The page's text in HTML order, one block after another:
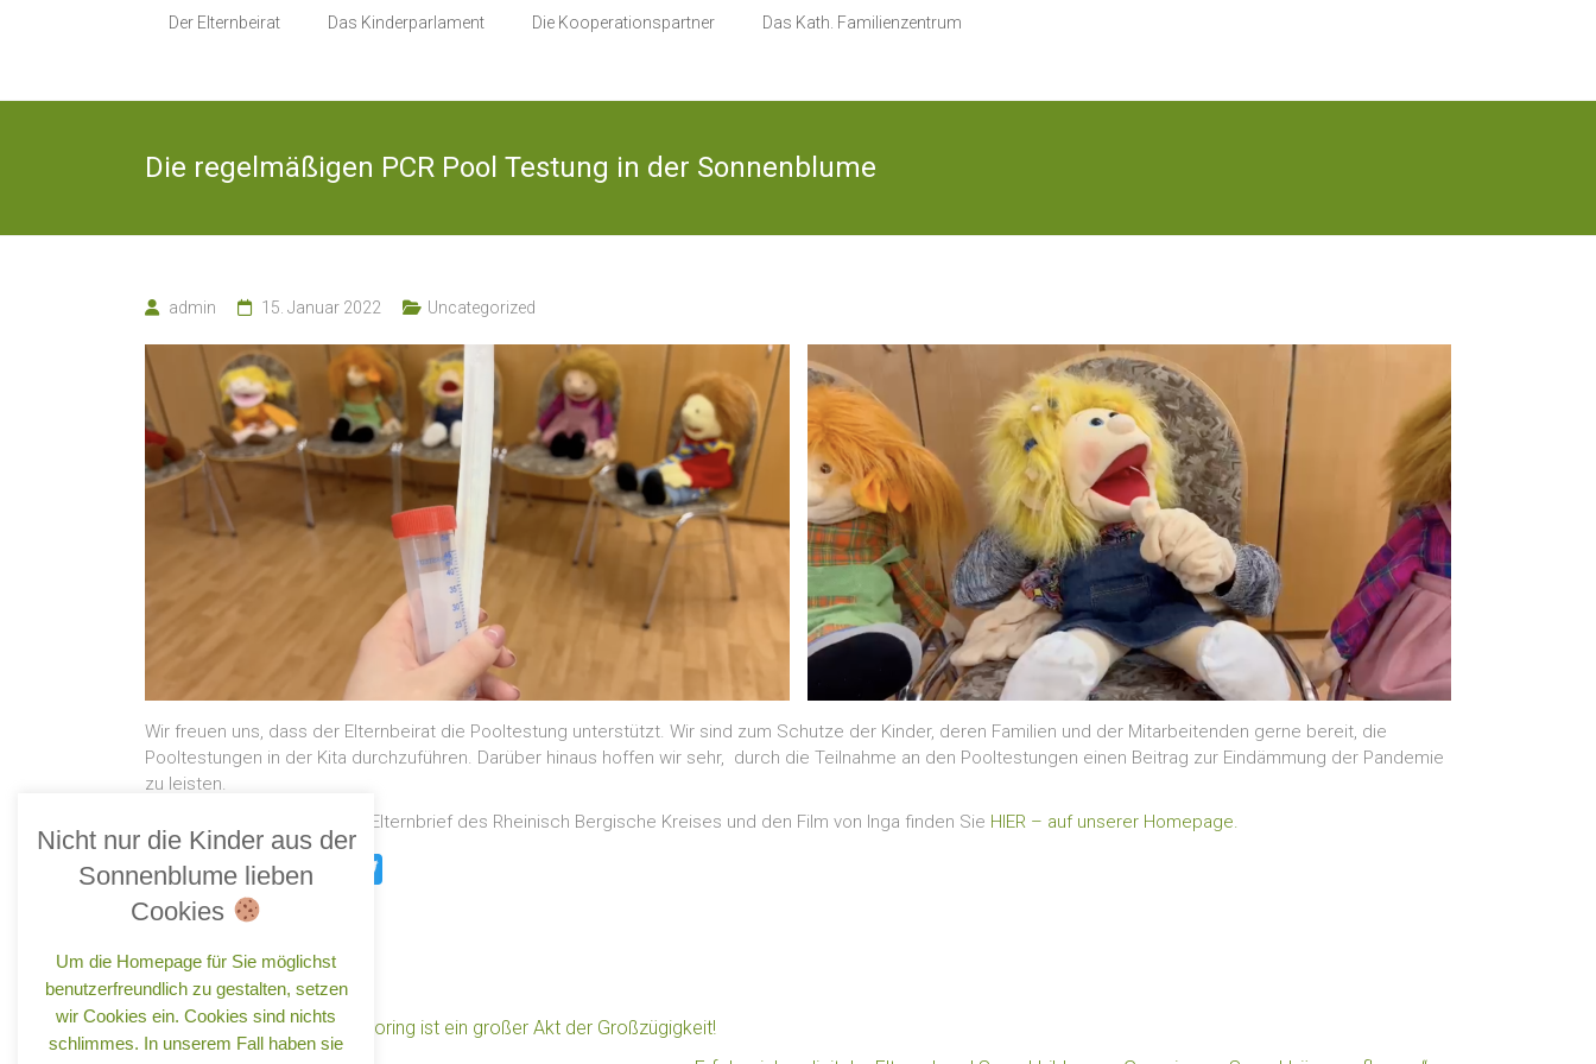
Sonnenblume
Hilgen e. V.
vielseitig in
Der Elternbeirat Das Kinderparlament Die Kooperationspartner Das Kath. Familienzentrum
Die regelmäßigen PCR Pool Testung in der Sonnenblume
admin 15. Januar 2022 Uncategorized
Wir freuen uns, dass der Elternbeirat die Pooltestung unterstützt. Wir sind zum Schutze der Kinder, deren Familien und der Mitarbeitenden gerne bereit, die
Pooltestungen in der Kita durchzuführen. Darüber hinaus hoffen wir sehr, durch die Teilnahme an den Pooltestungen einen Beitrag zur Eindämmung der Pandemie
zu leisten.
Den kompletten Artikel, den Elternbrief des Rheinisch Bergische Kreises und den Film von Inga finden Sie HIER – auf unserer Homepage.
PrintEmailWhatsAppPinterestFacebook
←Danke DUSYMA – Sponsoring ist ein großer Akt der Großzügigkeit!
Nicht nur die Kinder aus der
Sonnenblume lieben
Cookies
Um die Homepage für Sie möglichst
benutzerfreundlich zu gestalten, setzen
wir Cookies ein. Cookies sind nichts
schlimmes. In unserem Fall haben sie